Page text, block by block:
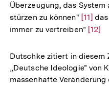
der
Fußnote
Überzeugung, das
stürzen zu können" Zur
[11]
immer zu vertreiben" Zur
der
[12]
Dutschke zitiert in diesem
„Deutsche Ideologie" von
massenhafte